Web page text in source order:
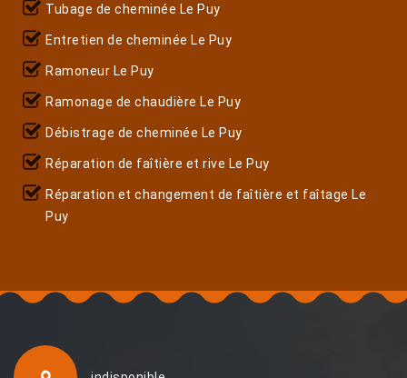
Tubage de cheminée Le Puy
Entretien de cheminée Le Puy
Ramoneur Le Puy
Ramonage de chaudière Le Puy
Débistrage de cheminée Le Puy
Réparation de faîtière et rive Le Puy
Réparation et changement de faîtière et faîtage Le
Puy